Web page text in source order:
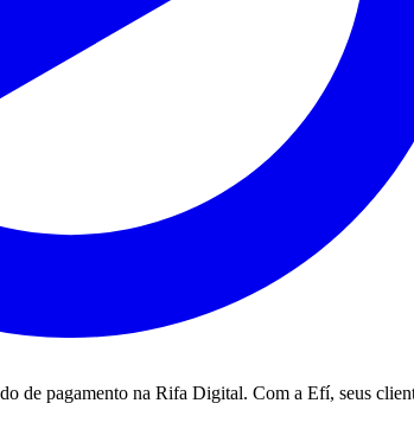
de pagamento na Rifa Digital. Com a Efí, seus